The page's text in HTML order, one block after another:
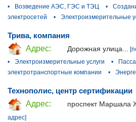
•
Возведение АЭС, ГЭС и ТЭЦ •
электросетей
• Электроизмерительные
Трива, компания
Адрес:
Дорожная улица...
•
Электроизмерительные услуги •
электротранспортные компании
•
Технополис, центр сертификации
Адрес:
проспект Маршала
адрес]